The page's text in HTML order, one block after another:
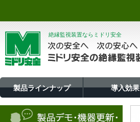
絶縁監視装置ならミドリ安全
製品ラインナップ 導入効果